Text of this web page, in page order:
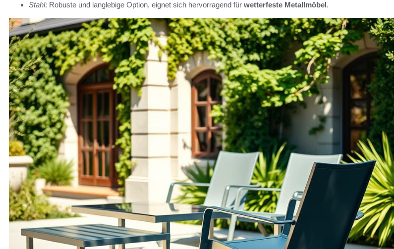
Stahl: Robuste und langlebige Option, eignet sich hervorragend für wetterfeste Metallmöbel.